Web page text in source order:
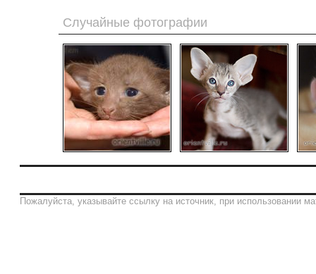
Случайные фотографии
Пожалуйста, указывайте ссылку на источник, при использовании